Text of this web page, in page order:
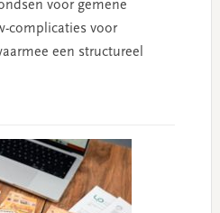
voor gemene
complicaties voor
een structureel